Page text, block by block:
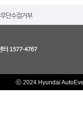
ⓒ 2024 Hyundai